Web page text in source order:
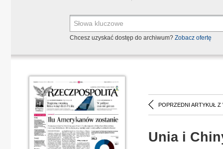
Chcesz uzyskać dostęp do archiwum? Zobacz ofertę
POPRZEDNI ARTYKUŁ Z
Unia i